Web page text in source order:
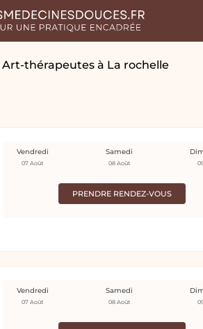
Art-thérapeutes à La rochelle
PRENDRE RENDEZ-VOUS
Vendredi
07 Août
Samedi
08 Août
Vendredi
07 Août
Samedi
08 Août